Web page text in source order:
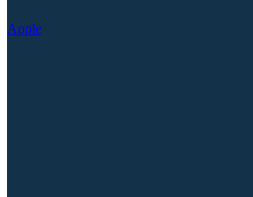
Apple